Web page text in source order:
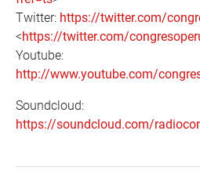
Twitter: https://twitter.com/
<https://twitter.com/
Youtube:
http://www.youtube.com/
Soundcloud:
https://soundcloud.com/